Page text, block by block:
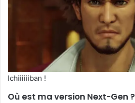
Ichiiiiiiban !
Où est ma version Next-Gen ?